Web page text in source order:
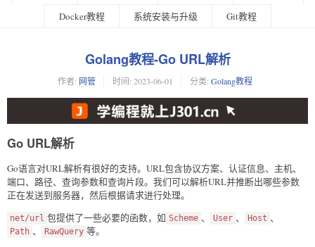
Docker教程
系统安装与升级 Git教程
Golang教程-Go URL解析
作者: 网管 时间: 2023-06-01 分类: Golang教程
Go URL解析
Go语言对URL解析有很好的支持。URL包含协议方案、认证信息、主机、
端口、路径、查询参数和查询片段。我们可以解析URL并推断出哪些参数
正在发送到服务器，然后根据请求进行处理。
net/url 包提供了一些必要的函数，如 Scheme 、 User 、 Host 、
Path 、 RawQuery 等。